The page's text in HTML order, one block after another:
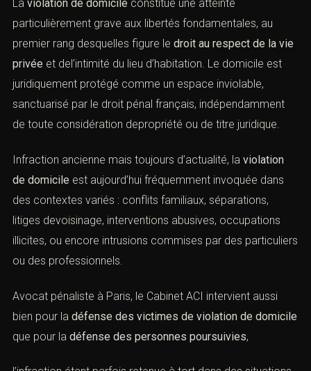
particulièrement grave aux libertés fondamentales, au
premier rang desquelles figure le droit au respect de la
vie privéeet del’intimité du lieu d’habitation. Le domicile
est juridiquement protégé comme un espace inviolable,
sanctuarisé par le droit pénal français, indépendamment
de toute considération depropriété ou de titre juridique.
Infraction ancienne mais toujours d’actualité, la violation
de domicile est aujourd’hui fréquemment invoquée dans
des contextes variés : conflits familiaux, séparations,
litiges devoisinage, interventions abusives, occupations
illicites, ou encore intrusions commises par des
particuliers ou des professionnels.
Avocat pénaliste à Paris, le Cabinet ACI intervient aussi
bien pour la défense des victimes de violation de
domicileque pour ladéfense des personnes